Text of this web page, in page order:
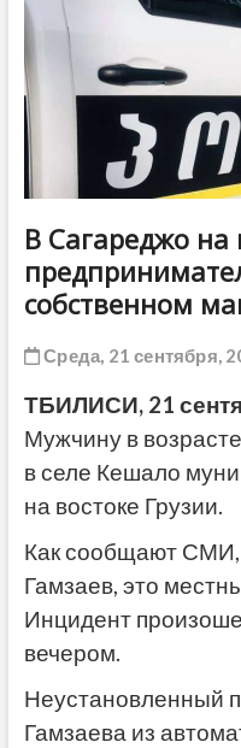
В Сагареджо на
собственном
Среда, 21 сентября,
ТБИЛИСИ, 21
Мужчину в
в селе Кешало
на востоке Грузии.
Как сообщают СМИ,
Гамзаев, это
Инцидент
вечером.
Неустановленный
Гамзаева из